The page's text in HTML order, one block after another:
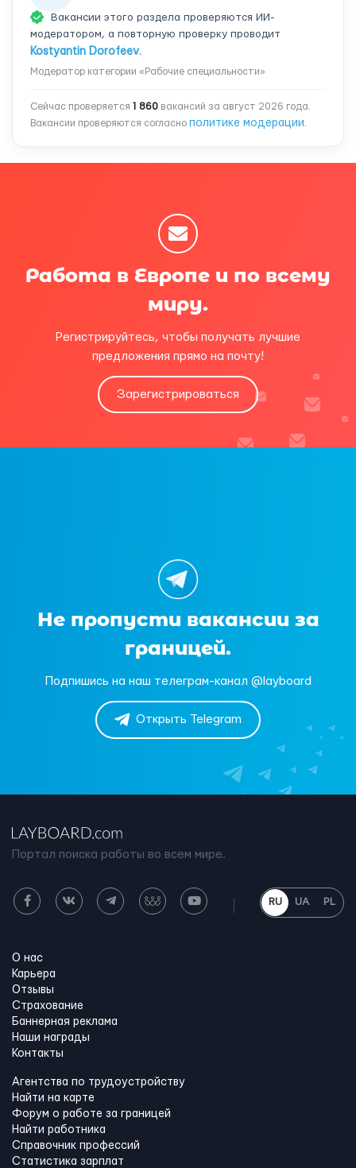
Вакансии этого раздела проверяются ИИ-
модератором, а повторную проверку проводит
Kostyantin Dorofeev.
Модератор категории «Рабочие специальности»
Сейчас проверяется 1 860 вакансий за август 2026 года.
Вакансии проверяются согласно политике модерации.
Работа в Европе и по всему
миру.
Регистрируйтесь, чтобы получать лучшие
предложения прямо на почту!
Зарегистрироваться
Не пропусти вакансии за
границей.
Подпишись на наш телеграм-канал @layboard
Открыть Telegram
Портал поиска работы во всем мире.
RU UA PL
О нас
Карьера
Отзывы
Страхование
Баннерная реклама
Наши награды
Контакты
Агентства по трудоустройству
Найти на карте
Форум о работе за границей
Найти работника
Справочник профессий
Статистика зарплат